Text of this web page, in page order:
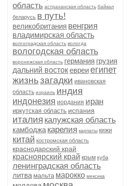
область астраханская область байкал
беларусь в путь!
великобритания венгрия
владимирская область
волгоградская область вологда
вологодская область
воронежская область германия грузия
дальний востокевреиегипет
жизньзагадки ивановская
область израиль индия
индонезия иордания иран
иркутская область испания
италия калужская область
камбоджа карелия карпаты кижи
китай костромская область
краснодарский край
красноярский край крым куба
ленинградская область
литва мальта марокко мексика